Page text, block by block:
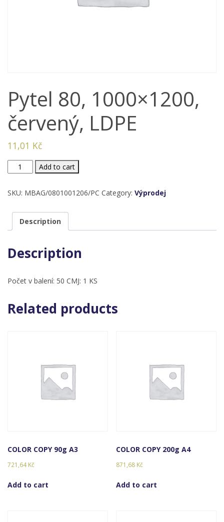
Pytel 80, 1000×1200,
červený, LDPE
11,01 Kč
Pytel
1000x1200,
LDPE
quantity
Add to cart
SKU: MBAG/0801001206/PC Category: Výprodej
Description
Description
Počet v balení: 50 CMJ: 1 KS
Related products
COLOR COPY 90g A3
721,64Kč
Add to cart
COLOR COPY 200g A4
871,68 Kč
Add to cart